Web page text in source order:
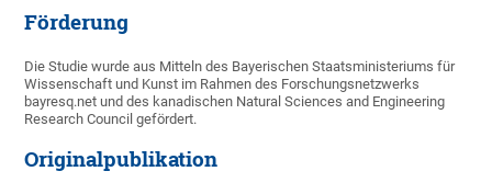
Förderung
Die Studie wurde aus Mitteln des Bayerischen Staatsministeriums für
Wissenschaft und Kunst im Rahmen des Forschungsnetzwerks
bayresq.net und des kanadischen Natural Sciences and Engineering
Research Council gefördert.
Originalpublikation